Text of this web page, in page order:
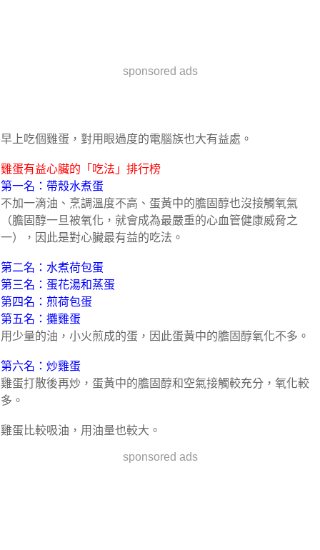
sponsored ads
早上吃個雞蛋，對用眼過度的電腦族也大有益處。
雞蛋有益心臟的「吃法」排行榜
第一名：帶殼水煮蛋
不加一滴油、烹調溫度不高、蛋黃中的膽固醇也沒接觸氧氣
（膽固醇一旦被氧化，就會成為最嚴重的心血管健康威脅之
一），因此是對心臟最有益的吃法。
第二名：水煮荷包蛋
第三名：蛋花湯和蒸蛋
第四名：煎荷包蛋
第五名：攤雞蛋
用少量的油，小火煎成的蛋，因此蛋黃中的膽固醇氧化不多。
第六名：炒雞蛋
雞蛋打散後再炒，蛋黃中的膽固醇和空氣接觸較充分，氧化較
多。
雞蛋比較吸油，用油量也較大。
sponsored ads